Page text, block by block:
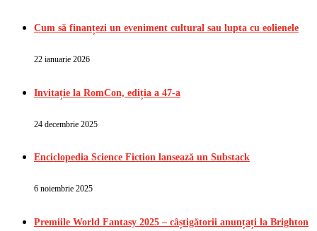
Cum să finanțezi un eveniment cultural sau lupta cu eolienele
22 ianuarie 2026
Invitație la RomCon, ediția a 47-a
24 decembrie 2025
Enciclopedia Science Fiction lansează un Substack
6 noiembrie 2025
Premiile World Fantasy 2025 – câștigătorii anunțați la Brighton